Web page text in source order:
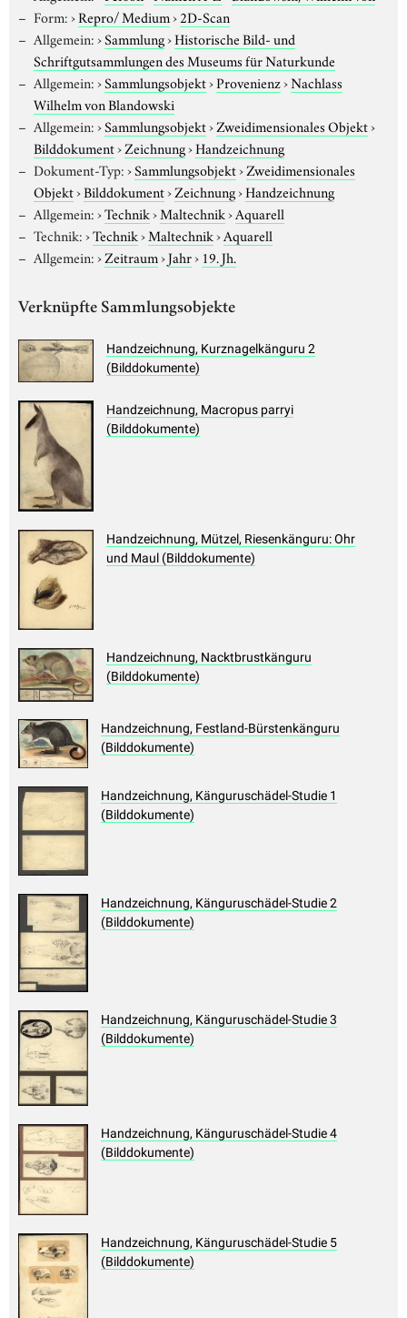
Form:›Repro/ Medium›2D-Scan
Allgemein:›Sammlung›Historische Bild- und
Schriftgutsammlungen des Museums für Naturkunde
Allgemein:›Sammlungsobjekt›Provenienz›Nachlass
Wilhelm von Blandowski
Allgemein:›Sammlungsobjekt›Zweidimensionales Objekt›
Bilddokument›Zeichnung›Handzeichnung
Dokument-Typ:›Sammlungsobjekt›Zweidimensionales
Objekt›Bilddokument›Zeichnung›Handzeichnung
Allgemein:›Technik›Maltechnik›Aquarell
Technik:›Technik›Maltechnik›Aquarell
Allgemein:›Zeitraum›Jahr› 19. Jh.
Verknüpfte Sammlungsobjekte
Handzeichnung, Kurznagelkänguru 2
(Bilddokumente)
Handzeichnung, Macropus parryi
(Bilddokumente)
Handzeichnung, Mützel, Riesenkänguru: Ohr
und Maul (Bilddokumente)
Handzeichnung, Nacktbrustkänguru
(Bilddokumente)
Handzeichnung, Festland-Bürstenkänguru
(Bilddokumente)
Handzeichnung, Känguruschädel-Studie 1
(Bilddokumente)
Handzeichnung, Känguruschädel-Studie 2
(Bilddokumente)
Handzeichnung, Känguruschädel-Studie 3
(Bilddokumente)
Handzeichnung, Känguruschädel-Studie 4
(Bilddokumente)
Handzeichnung, Känguruschädel-Studie 5
(Bilddokumente)